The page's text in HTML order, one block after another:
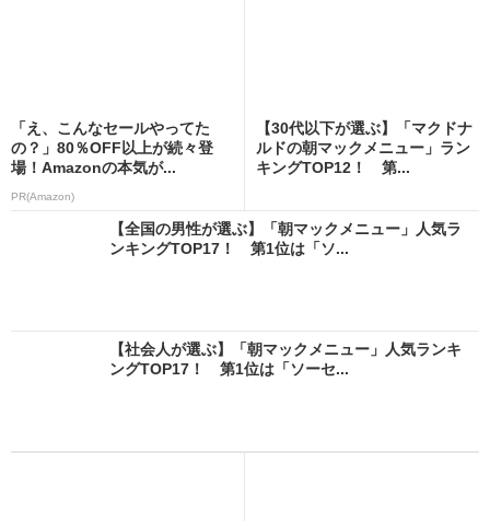
「え、こんなセールやってた
の？」80％OFF以上が続々登
場！Amazonの本気が...
PR(Amazon)
【30代以下が選ぶ】「マクドナ
ルドの朝マックメニュー」ラン
キングTOP12！ 第...
【全国の男性が選ぶ】「朝マックメニュー」人気ラ
ンキングTOP17！ 第1位は「ソ...
【社会人が選ぶ】「朝マックメニュー」人気ランキ
ングTOP17！ 第1位は「ソーセ...